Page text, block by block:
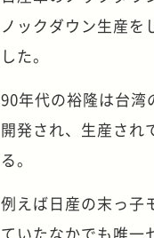
ノックダウン生産を
した。
90年代の裕隆は台湾
開発され、生産され
る。
例えば日産の末っ子
ていたなかでも唯一